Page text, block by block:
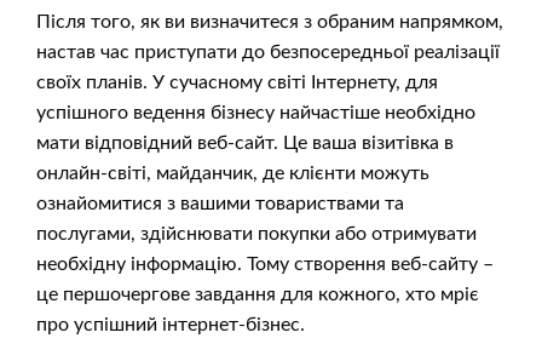
Після того, як ви визначитеся з обраним напрямком,
настав час приступати до безпосередньої реалізації
своїх планів. У сучасному світі Інтернету, для
успішного ведення бізнесу найчастіше необхідно
мати відповідний веб-сайт. Це ваша візитівка в
онлайн-світі, майданчик, де клієнти можуть
ознайомитися з вашими товариствами та
послугами, здійснювати покупки або отримувати
необхідну інформацію. Тому створення веб-сайту –
це першочергове завдання для кожного, хто мріє
про успішний інтернет-бізнес.